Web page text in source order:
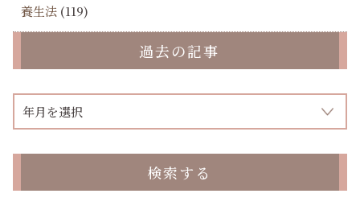
養生法 (119)
過去の記事
検索する